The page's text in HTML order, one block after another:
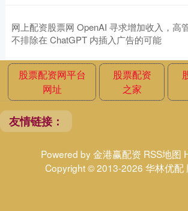
网上配资股票网 OpenAI 寻求增加收入，高
不排除在 ChatGPT 内插入广告的可能
股票配资网平台
网址
股票配资
之家
友情链接：
Powered by金港赢配资 RSS地图
Copyright© 2013-2026 华林优配